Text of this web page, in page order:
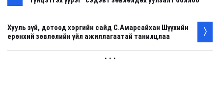
Хууль зүй, дотоод хэргийн сайд С.Амарсайхан Шүүхийн
ерөнхий зөвлөлийн үйл ажиллагаатай танилцлаа
. . .